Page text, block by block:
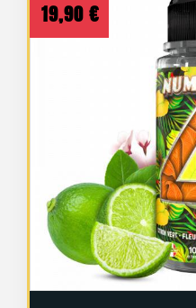
19,90 €